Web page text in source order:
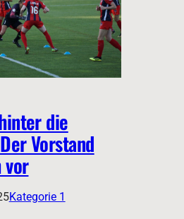
die
Vorstand
Kategorie 1